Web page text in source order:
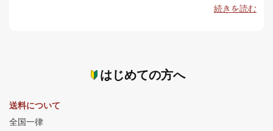
続きを読む
はじめての方へ
送料について
全国一律